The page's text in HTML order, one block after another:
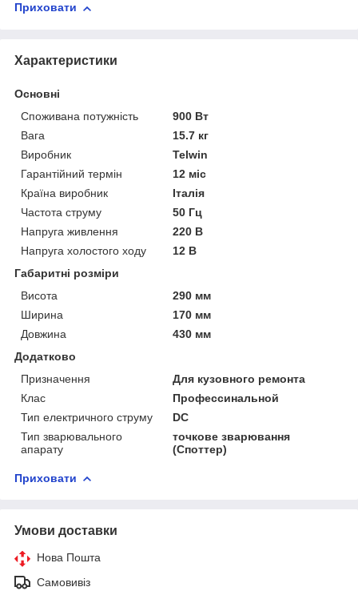
Приховати
Характеристики
Основні
Споживана потужність
900 Вт
Вага
15.7 кг
Виробник
Telwin
Гарантійний термін
12 міс
Країна виробник
Італія
Частота струму
50 Гц
Напруга живлення
220 В
Напруга холостого ходу
12 В
Габаритні розміри
Висота
290 мм
Ширина
170 мм
Довжина
430 мм
Додатково
Призначення
Для кузовного ремонта
Клас
Профессинальной
Тип електричного струму
DC
Тип зварювального
апарату
точкове зварювання
(Споттер)
Приховати
Умови доставки
Нова Пошта
Самовивіз